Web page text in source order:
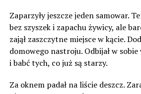
Zaparzyły jeszcze jeden samowar.
bez szyszek i zapachu żywicy, ale
zajął zaszczytne miejsce w kącie.
domowego nastroju. Odbijał w
i babć tych, co już są starzy.
Za oknem padał na liście deszcz.